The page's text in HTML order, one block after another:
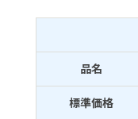
品名
標準価格